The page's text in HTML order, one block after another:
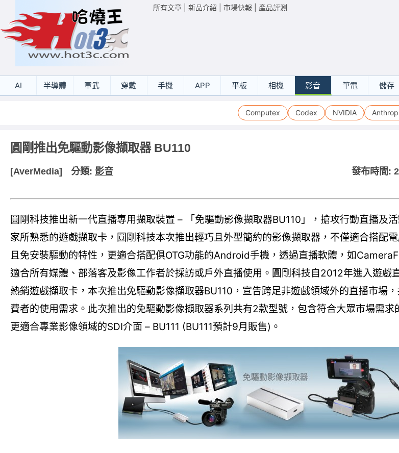
所有文章 新品介紹 市場快報 產品評測
AI 半導體 軍武 穿戴 手機 APP 平板 相機 影音 筆電 儲存
Computex Codex NVIDIA
圓剛推出免驅動影像擷取器 BU110
[AverMedia] 分類: 影音 發布時間:
圓剛科技推出新一代直播專用擷取裝置 – 「免驅動影像擷取器BU110」，搶攻行動直播及
家所熟悉的遊戲擷取卡，圓剛科技本次推出輕巧且外型簡約的影像擷取器，不僅適合搭配
且免安裝驅動的特性，更適合搭配俱OTG功能的Android手機，透過直播軟體，如
適合所有媒體、部落客及影像工作者於採訪或戶外直播使用。圓剛科技自2012年進入遊戲
熱銷遊戲擷取卡，本次推出免驅動影像擷取器BU110，宣告跨足非遊戲領域外的直播市場
費者的使用需求。此次推出的免驅動影像擷取器系列共有2款型號，包含符合大眾市場需求
更適合專業影像領域的SDI介面 – BU111 (BU111預計9月販售)。